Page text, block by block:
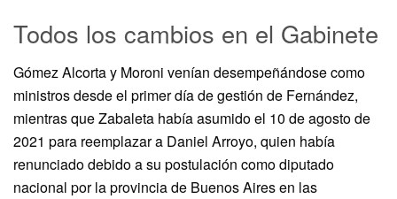
Todos los cambios en el Gabinete
Gómez Alcorta y Moroni venían desempeñándose como
ministros desde el primer día de gestión de Fernández,
mientras que Zabaleta había asumido el 10 de agosto de
2021 para reemplazar a Daniel Arroyo, quien había
renunciado debido a su postulación como diputado
nacional por la provincia de Buenos Aires en las